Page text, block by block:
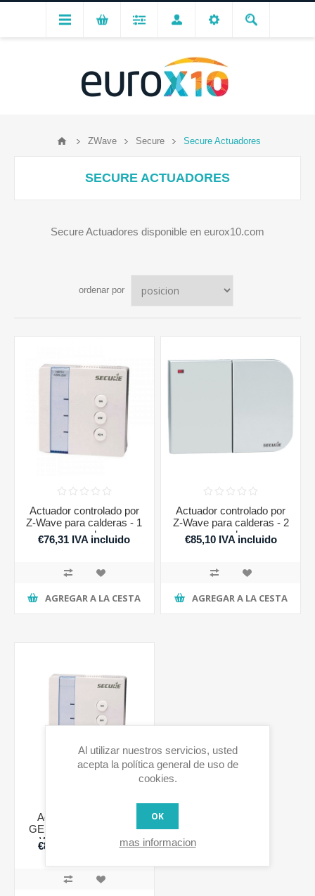
ZWave Secure Secure Actuadores
SECURE ACTUADORES
Secure Actuadores disponible en eurox10.com
ordenar por
Actuador controlado por
Z-Wave para calderas - 1
canal
€76,31 IVA incluido
AGREGAR A LA CESTA
Actuador controlado por
Z-Wave para calderas - 2
canales
€85,10 IVA incluido
AGREGAR A LA CESTA
Actuador de Caldera
GENS controlado por Z-
Wave de Seguridad
€89,00 IVA incluido
Al utilizar nuestros servicios, usted
acepta la política general de uso de
cookies.
OK
mas informacion